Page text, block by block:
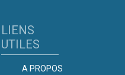
LIENS
UTILES
A PROPOS